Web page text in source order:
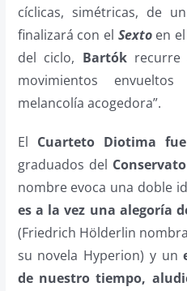
cíclicas, simétricas, de
finalizará con el Sextoen el
del ciclo, Bartókrecurre
movimientos
melancolía acogedora”.
El Cuarteto Diotima
graduados del
nombre evoca una doble
es a la vez una alegoría
(Friedrich Hölderlin
su novela Hyperion) y un
de nuestro tiempo,